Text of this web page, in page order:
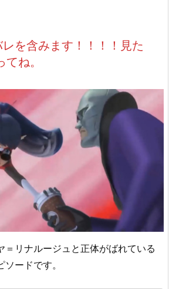
を含みます！！！！見た
ね。
＝リナルージュと正体がばれている
ードです。